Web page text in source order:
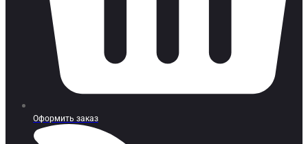
Оформить заказ